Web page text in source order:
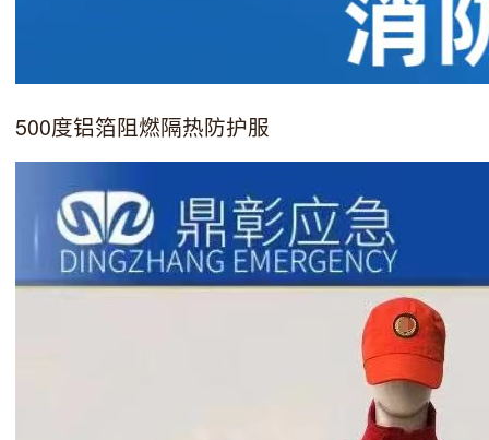
500度铝箔阻燃隔热防护服